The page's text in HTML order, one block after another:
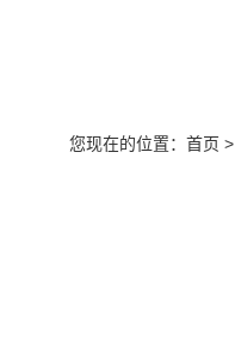
您现在的位置：首页 >